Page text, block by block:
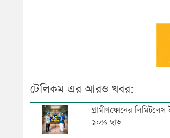
টেলিকম এর আরও খবর:
গ্রামীণফোনের লিমিটলেস
১০% ছাড়